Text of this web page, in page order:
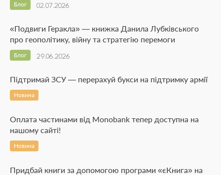
02.07.2026
Блог
«Подвиги Геракла» — книжка Данила Лубківського
про геополітику, війну та стратегію перемоги
29.06.2026
Блог
Підтримай ЗСУ — перерахуй букси на підтримку армії
Новина
Оплата частинами від Monobank тепер доступна на
нашому сайті!
Новина
Придбай книги за допомогою програми «єКнига» на